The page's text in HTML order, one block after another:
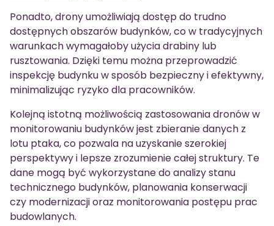
Ponadto, drony umożliwiają dostęp do trudno
dostępnych obszarów budynków, co w tradycyjnych
warunkach wymagałoby użycia drabiny lub
rusztowania. Dzięki temu można przeprowadzić
inspekcję budynku w sposób bezpieczny i efektywny,
minimalizując ryzyko dla pracowników.
Kolejną istotną możliwością zastosowania dronów w
monitorowaniu budynków jest zbieranie danych z
lotu ptaka, co pozwala na uzyskanie szerokiej
perspektywy i lepsze zrozumienie całej struktury. Te
dane mogą być wykorzystane do analizy stanu
technicznego budynków, planowania konserwacji
czy modernizacji oraz monitorowania postępu prac
budowlanych.